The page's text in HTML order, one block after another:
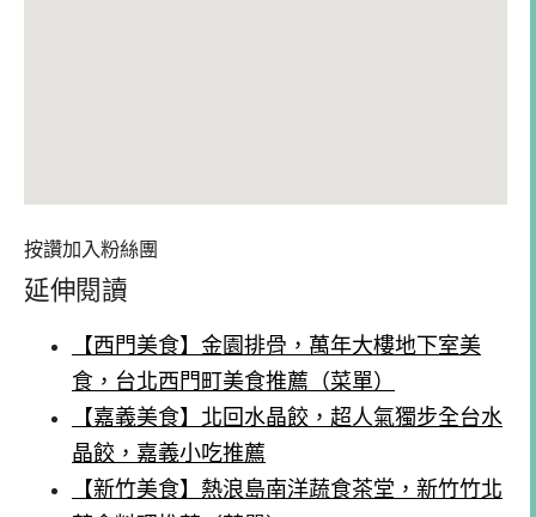
按讚加入粉絲團
延伸閱讀
【西門美食】金園排骨，萬年大樓地下室美
食，台北西門町美食推薦（菜單）
【嘉義美食】北回水晶餃，超人氣獨步全台水
晶餃，嘉義小吃推薦
【新竹美食】熱浪島南洋蔬食茶堂，新竹竹北